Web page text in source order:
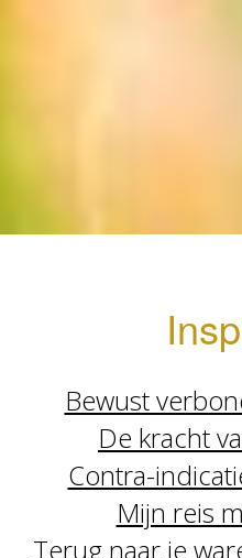
Bewust
De kracht
Contra-
Mijn reis
Terug naar je